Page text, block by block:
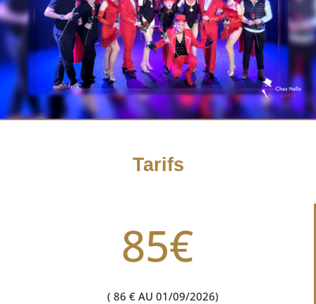
Tarifs
85€
( 86 € AU 01/09/2026)